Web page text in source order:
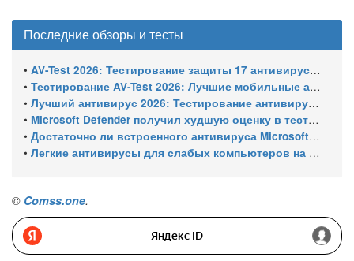
Последние обзоры и тесты
• AV-Test 2026: Тестирование защиты 17 антивирусов от программ-вымогателей и инфостилеров
• Тестирование AV-Test 2026: Лучшие мобильные антивирусы для Android
• Лучший антивирус 2026: Тестирование антивирусов для Windows 11 – с настройками по умолчанию
• Microsoft Defender получил худшую оценку в тестировании 16 антивирусов для Windows
• Достаточно ли встроенного антивируса Microsoft Defender для защиты Windows ПК?
• Легкие антивирусы для слабых компьютеров на Windows 11 – тест AV-Comparatives (апрель 2026)
© Comss.one.